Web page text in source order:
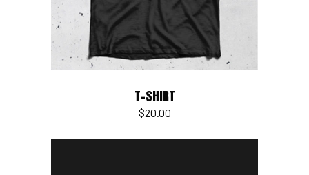
T-SHIRT
$20.00